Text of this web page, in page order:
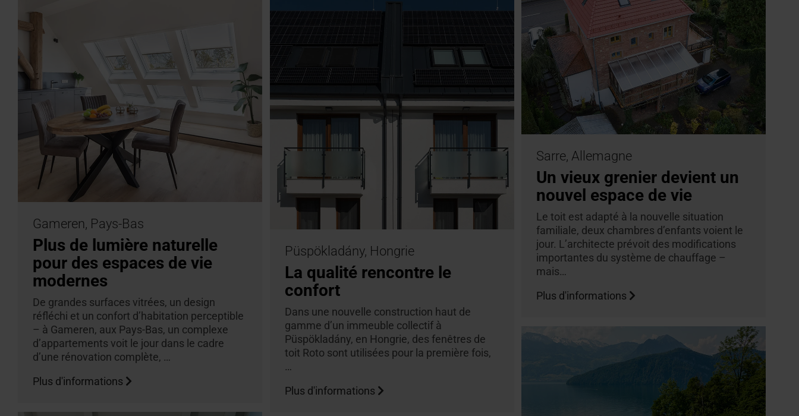
Sarre, Allemagne
Un vieux grenier devient un
nouvel espace de vie
Le toit est adapté à la nouvelle situation
familiale, deux chambres d’enfants voient le
jour. L’architecte prévoit des modifications
importantes du système de chauffage –
mais…
Plus d'informations
Gameren, Pays-Bas
Plus de lumière naturelle
pour des espaces de vie
modernes
De grandes surfaces vitrées, un design
réfléchi et un confort d’habitation perceptible
– à Gameren, aux Pays-Bas, un complexe
d’appartements voit le jour dans le cadre
d’une rénovation complète, …
Plus d'informations
Püspökladány, Hongrie
La qualité rencontre le
confort
Dans une nouvelle construction haut de
gamme d’un immeuble collectif à
Püspökladány, en Hongrie, des fenêtres de
toit Roto sont utilisées pour la première fois,
…
Plus d'informations